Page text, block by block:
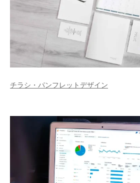
チラシ・パンフレットデザイン